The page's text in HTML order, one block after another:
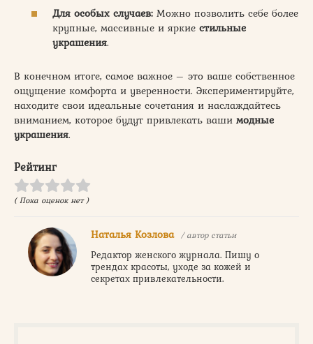
Для особых случаев: Можно позволить себе более
крупные, массивные и яркие стильные
украшения.
В конечном итоге, самое важное – это ваше собственное
ощущение комфорта и уверенности. Экспериментируйте,
находите свои идеальные сочетания и наслаждайтесь
вниманием, которое будут привлекать ваши модные
украшения.
Рейтинг
( Пока оценок нет )
Наталья Козлова / автор статьи
Редактор женского журнала. Пишу о
трендах красоты, уходе за кожей и
секретах привлекательности.